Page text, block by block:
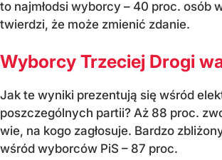
to najmłodsi wyborcy – 40 proc. osób
twierdzi, że może zmienić zdanie.
Wyborcy Trzeciej Drogi
Jak te wyniki prezentują się wśród
poszczególnych partii? Aż 88 proc.
wie, na kogo zagłosuje. Bardzo
wśród wyborców PiS – 87 proc.